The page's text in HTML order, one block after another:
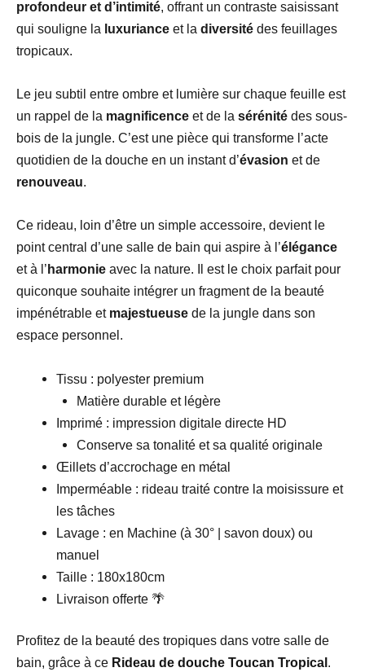
profondeur et d’intimité, offrant un contraste saisissant
qui souligne la luxuriance et la diversité des feuillages
tropicaux.
Le jeu subtil entre ombre et lumière sur chaque feuille est
un rappel de la magnificence et de la sérénité des sous-
bois de la jungle. C’est une pièce qui transforme l’acte
quotidien de la douche en un instant d’évasion et de
renouveau.
Ce rideau, loin d’être un simple accessoire, devient le
point central d’une salle de bain qui aspire à l’élégance
et à l’ harmonie avec la nature. Il est le choix parfait pour
quiconque souhaite intégrer un fragment de la beauté
impénétrable et majestueuse de la jungle dans son
espace personnel.
Tissu : polyester premium
Matière durable et légère
Imprimé : impression digitale directe HD
Conserve sa tonalité et sa qualité originale
Œillets d’accrochage en métal
Imperméable : rideau traité contre la moisissure et
les tâches
Lavage : en Machine (à 30° | savon doux) ou
manuel
Taille : 180x180cm
Livraison offerte 🌴
Profitez de la beauté des tropiques dans votre salle de
bain, grâce à ce Rideau de douche Toucan Tropical.